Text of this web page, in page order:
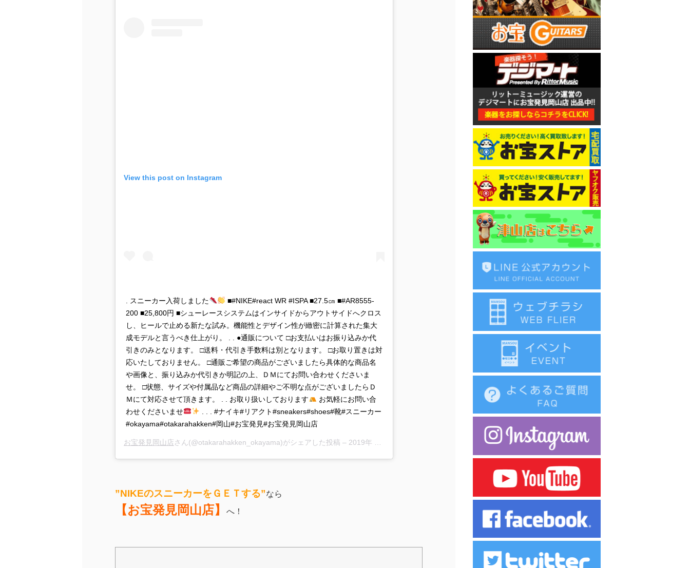
View this post on Instagram
. スニーカー入荷しました
■#NIKE#react WR #ISPA ■27.5㎝ ■#AR8555-
200 ■25,800円 ■シューレースシステムはインサイドからアウトサイドへクロス
し、ヒールで止める新たな試み。機能性とデザイン性が緻密に計算された集大
成モデルと言うべき仕上がり。 . . ●通販について □お支払いはお振り込みか代
引きのみとなります。 □送料・代引き手数料は別となります。 □お取り置きは対
応いたしておりません。 □通販ご希望の商品がございましたら具体的な商品名
や画像と、振り込みか代引きか明記の上、ＤＭにてお問い合わせくださいま
せ。 □状態、サイズや付属品など商品の詳細やご不明な点がございましたらＤ
Ｍにて対応させて頂きます。 . . お取り扱いしております
お気軽にお問い合
わせくださいませ
. . . #ナイキ#リアクト#sneakers#shoes#靴#スニーカー
#okayama#otakarahakken#岡山#お宝発見#お宝発見岡山店
お宝発見岡山店さん(@otakarahakken_okayama)がシェアした投稿 – 2019年 4月月11日午前1時00分PDT
”NIKEのスニーカーをＧＥＴする”なら
【お宝発見岡山店】 へ！